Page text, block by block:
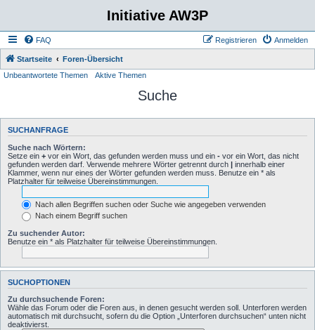
Initiative AW3P
FAQ Anmelden
Registrieren
Startseite
Foren-Übersicht
Unbeantwortete Themen
Aktive Themen
Suche
SUCHANFRAGE
Suche nach Wörtern:
Setze ein + vor ein Wort, das gefunden werden muss und ein - vor ein Wort, das nicht
gefunden werden darf. Verwende mehrere Wörter getrennt durch | innerhalb einer
Klammer, wenn nur eines der Wörter gefunden werden muss. Benutze ein * als
Platzhalter für teilweise Übereinstimmungen.
Nach allen Begriffen suchen oder Suche wie angegeben verwenden
Nach einem Begriff suchen
Zu suchender Autor:
Benutze ein * als Platzhalter für teilweise Übereinstimmungen.
SUCHOPTIONEN
Zu durchsuchende Foren:
Wähle das Forum oder die Foren aus, in denen gesucht werden soll. Unterforen werden
automatisch mit durchsucht, sofern du die Option „Unterforen durchsuchen“ unten nicht
deaktivierst.